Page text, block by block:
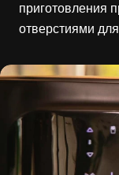
приготовления
отверстиями